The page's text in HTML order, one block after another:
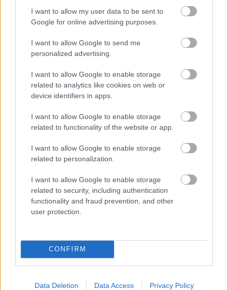
I want to allow my user data to be sent to
Google for online advertising purposes.
I want to allow Google to send me
personalized advertising.
I want to allow Google to enable storage
related to analytics like cookies on web or
device identifiers in apps.
I want to allow Google to enable storage
related to functionality of the website or app.
I want to allow Google to enable storage
related to personalization.
I want to allow Google to enable storage
related to security, including authentication
functionality and fraud prevention, and other
user protection.
CONFIRM
Data Deletion Data Access Privacy Policy
que incluso sea el elegido por el nuevo técnico, Sergio
Francisco, cómo sustituto de Martín Zubimendi, quien va a
salir traspasado al Arsenal. Su valor de mercado es de
430.000 euros.
Ander Guevara (Alavés, centrocampista, 420.000)
El centrocampista vasco debería tener de nuevo un rol
curso pasado participó en 33 partidos, 20 de ellos cómo
titular, en los que alcanzó los 122 puntos en Comunio.
Probablemente sea uno de los dos elegidos por ‘Chacho’
Coudet para formar el doble pivote en la medular babazorra,
aunque tendrá la competencia del nuevo fichaje Pablo
Ibáñez. Si decides apostar por Ander, su precio de mercado
es de 420.000 euros.